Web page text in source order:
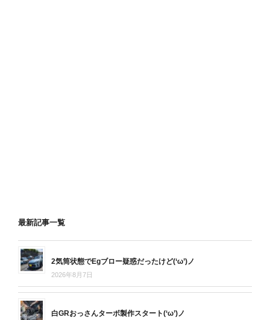
最新記事一覧
2気筒状態でEgブロー疑惑だったけど(‘ω’)ノ
2026年8月7日
白GRおっさんターボ製作スタート(‘ω’)ノ